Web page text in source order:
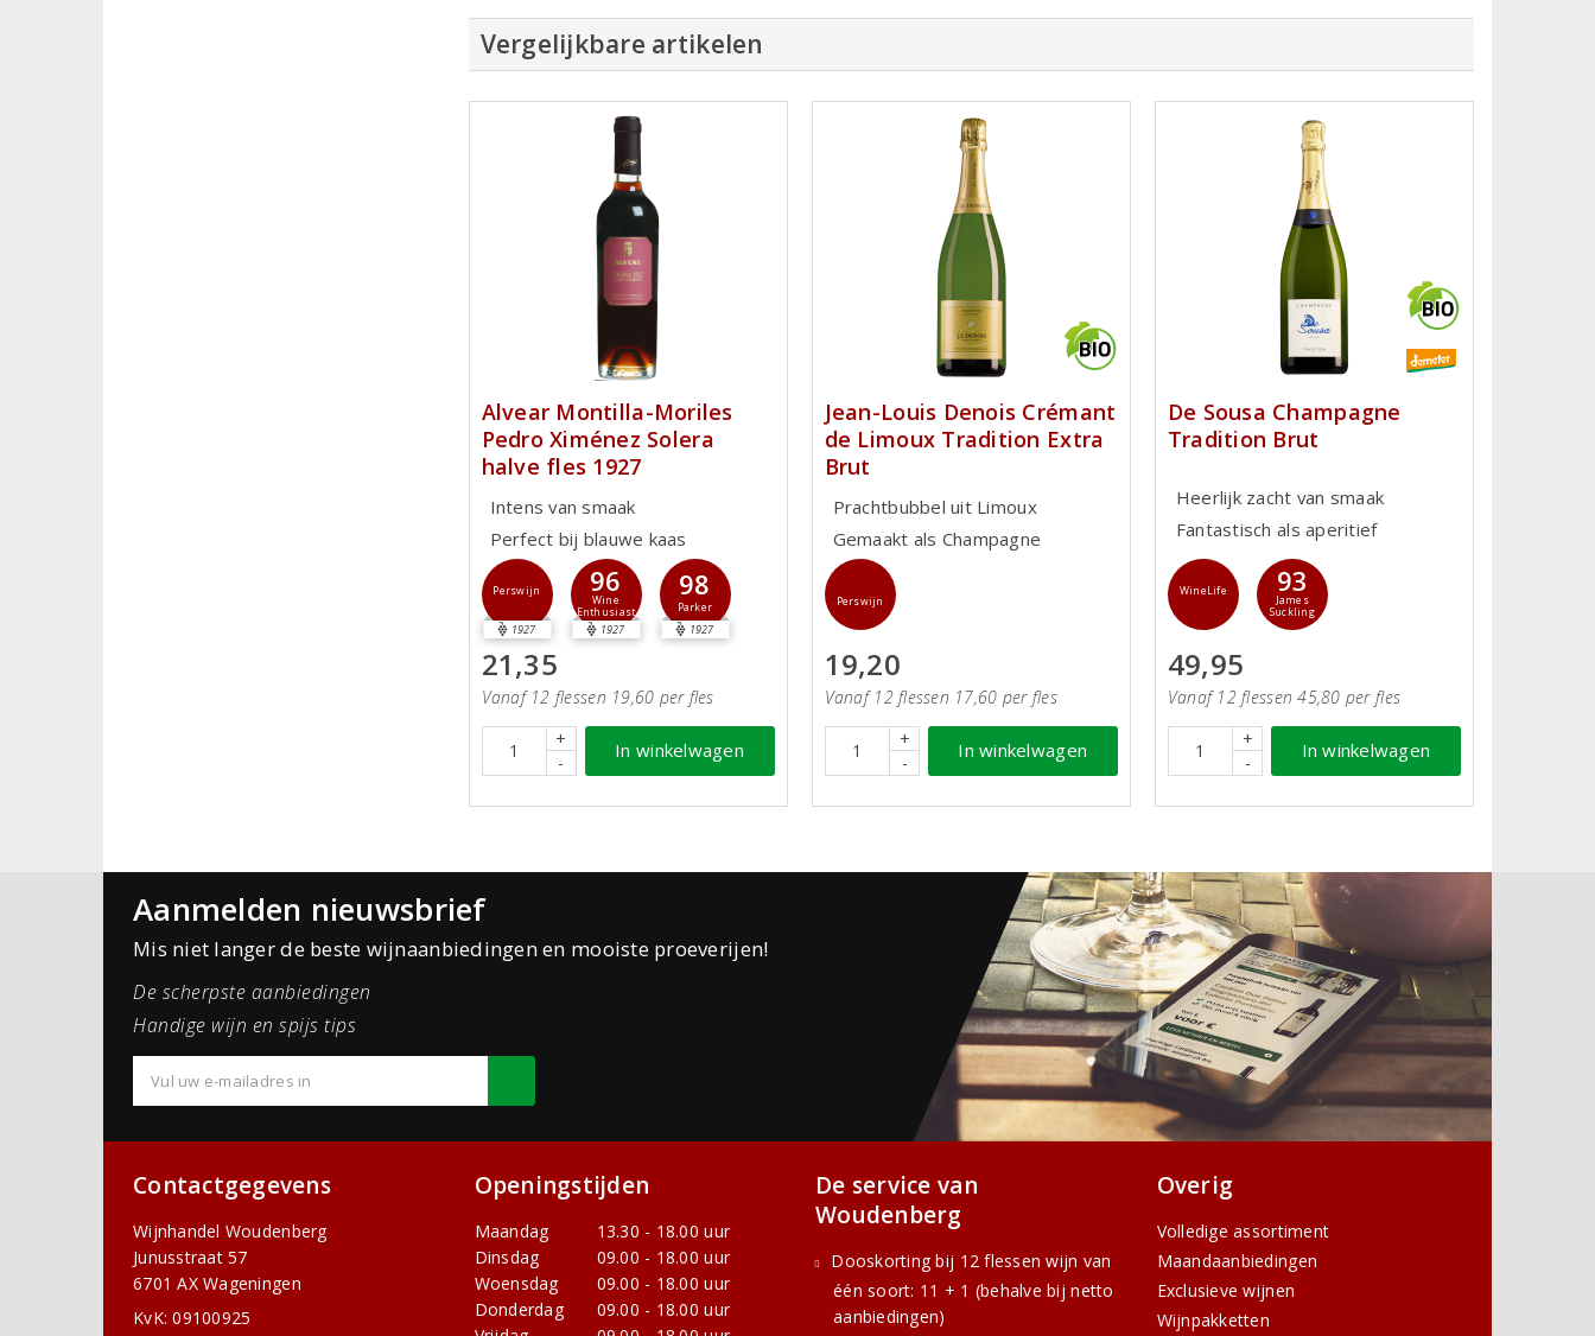
Vergelijkbare artikelen
Alvear Montilla-Moriles
Pedro Ximénez Solera
halve fles 1927
Intens van smaak
Perfect bij blauwe kaas
Perswijn
1927
96
Wine
Enthusiast
1927
98
Parker
1927
21,35
Vanaf 12 flessen 19,60 per fles
+
-
In winkelwagen
Jean-Louis Denois Crémant
de Limoux Tradition Extra
Brut
Prachtbubbel uit Limoux
Gemaakt als Champagne
Perswijn
19,20
Vanaf 12 flessen 17,60 per fles
+
-
In winkelwagen
De Sousa Champagne
Tradition Brut
Heerlijk zacht van smaak
Fantastisch als aperitief
WineLife 93
James
Suckling
49,95
Vanaf 12 flessen 45,80 per fles
+
-
In winkelwagen
Aanmelden nieuwsbrief
Mis niet langer de beste wijnaanbiedingen en mooiste proeverijen!
De scherpste aanbiedingen
Handige wijn en spijs tips
Contactgegevens
Wijnhandel Woudenberg
Junusstraat 57
6701 AX Wageningen
KvK: 09100925
Openingstijden
Maandag
13.30 - 18.00 uur
Dinsdag
09.00 - 18.00 uur
Woensdag
09.00 - 18.00 uur
Donderdag
09.00 - 18.00 uur
De service van
Woudenberg
Dooskorting bij 12 flessen wijn van
één soort: 11 + 1 (behalve bij netto
aanbiedingen)
Overig
Volledige assortiment
Maandaanbiedingen
Exclusieve wijnen
Wijnpakketten